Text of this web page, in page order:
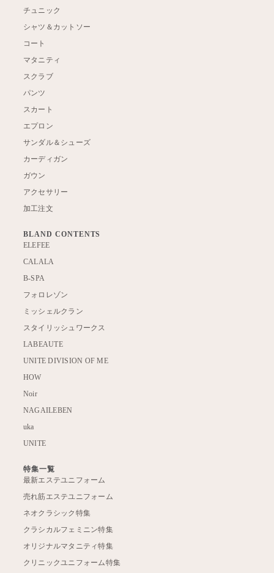
チュニック
シャツ＆カットソー
コート
マタニティ
スクラブ
パンツ
スカート
エプロン
サンダル＆シューズ
カーディガン
ガウン
アクセサリー
加工注文
BLAND CONTENTS
ELEFEE
CALALA
B-SPA
フォロレゾン
ミッシェルクラン
スタイリッシュワークス
LABEAUTE
UNITE DIVISION OF ME
HOW
Noir
NAGAILEBEN
uka
UNITE
特集一覧
最新エステユニフォーム
売れ筋エステユニフォーム
ネオクラシック特集
クラシカルフェミニン特集
オリジナルマタニティ特集
クリニックユニフォーム特集